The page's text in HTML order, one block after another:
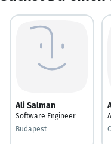
Ali Salman
Software Engineer
Budapest